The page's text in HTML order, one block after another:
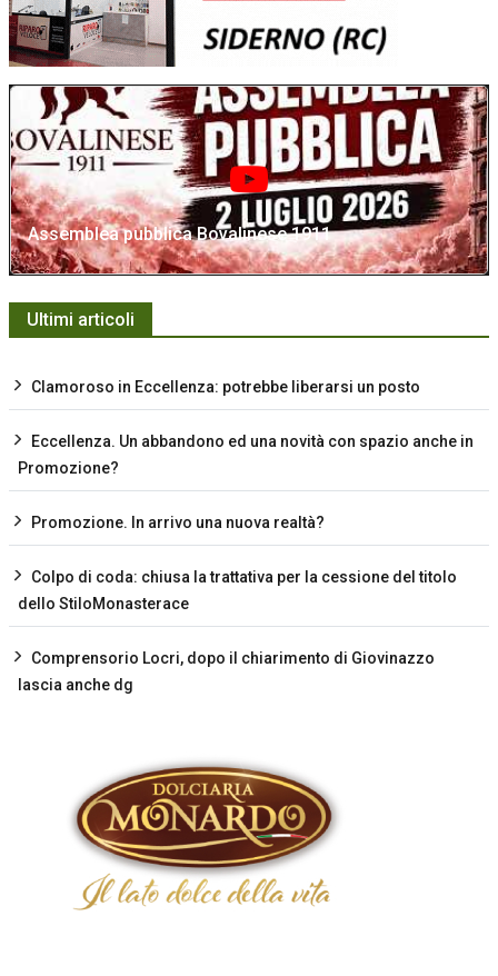
Assemblea pubblica Bovalinese 1911
Ultimi articoli
Clamoroso in Eccellenza: potrebbe liberarsi un posto
Eccellenza. Un abbandono ed una novità con spazio anche in
Promozione?
Promozione. In arrivo una nuova realtà?
Colpo di coda: chiusa la trattativa per la cessione del titolo
dello StiloMonasterace
Comprensorio Locri, dopo il chiarimento di Giovinazzo
lascia anche dg